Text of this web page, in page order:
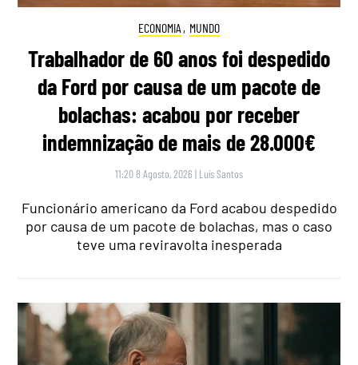
ECONOMIA , MUNDO
Trabalhador de 60 anos foi despedido
da Ford por causa de um pacote de
bolachas: acabou por receber
indemnização de mais de 28.000€
11:20 8 Agosto, 2026 | Luís Santos
Funcionário americano da Ford acabou despedido
por causa de um pacote de bolachas, mas o caso
teve uma reviravolta inesperada